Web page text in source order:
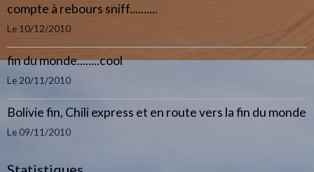
compte à rebours sniff..........
Le 10/12/2010
fin du monde........cool
Le 20/11/2010
Bolivie fin, Chili express et en route vers la fin du monde
Le 09/11/2010